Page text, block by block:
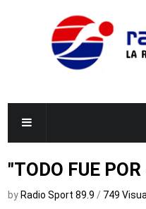
"TODO FUE
by Radio Sport 89.9 / 749